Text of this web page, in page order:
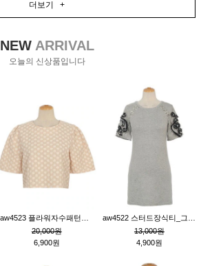
더보기 +
NEWARRIVAL
오늘의 신상품입니다
20,000원
6,900원
13,000원
4,900원